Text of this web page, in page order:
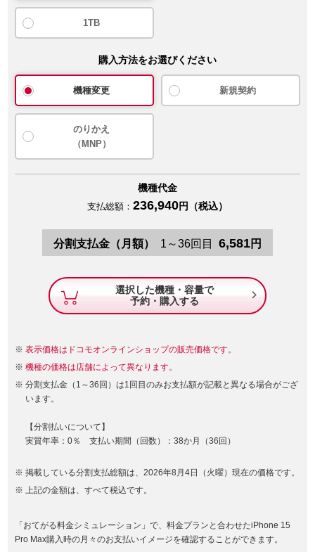
1TB
購入方法をお選びください
機種変更 新規契約
のりかえ
（MNP）
機種代金
支払総額： 236,940円（税込）
分割支払金（月額） 1～36回目 6,581円
選択した機種・容量で
予約・購入する

表示価格はドコモオンラインショップの販売価格です。
機種の価格は店舗によって異なります。
分割支払金（1～36回）は1回目のみお支払額が記載と異なる場合がござ
います。
【分割払いについて】
実質年率：0％ 支払い期間（回数）：38か月（36回）
掲載している分割支払総額は、2026年8月4日（火曜）現在の価格です。
上記の金額は、すべて税込です。
「おてがる料金シミュレーション」で、料金プランと合わせたiPhone 15
Pro Max購入時の月々のお支払いイメージを確認することができます。